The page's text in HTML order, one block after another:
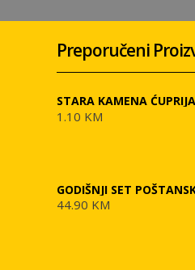
Preporučeni
STARA KAMENA
1.10 KM
GODIŠNJI SET
44.90 KM